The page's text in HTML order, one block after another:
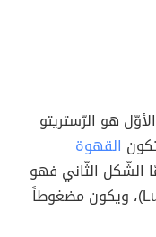
هو الرّستريتو
القهوة
الشّكل الثّاني فهو
أخفّ، ويسمّى الإسبريسو لونجو (Lungo)، ويكون مضغوطاً